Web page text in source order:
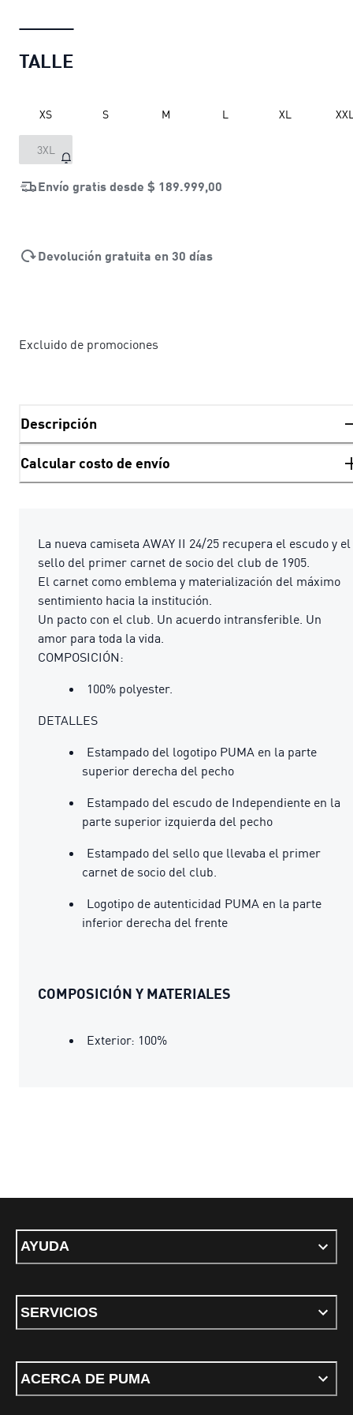
TALLE
XS S M L XL
3XL
Envío gratis desde $ 189.999,00
Devolución gratuita en 30 días
Excluido de promociones
Descripción
Calcular costo de envío
La nueva camiseta AWAY II 24/25 recupera el escudo y el
sello del primer carnet de socio del club de 1905.
El carnet como emblema y materialización del máximo
sentimiento hacia la institución.
Un pacto con el club. Un acuerdo intransferible. Un
amor para toda la vida.
COMPOSICIÓN:
100% polyester.
DETALLES
Estampado del logotipo PUMA en la parte
superior derecha del pecho
Estampado del escudo de Independiente en la
parte superior izquierda del pecho
Estampado del sello que llevaba el primer
carnet de socio del club.
Logotipo de autenticidad PUMA en la parte
inferior derecha del frente
COMPOSICIÓN Y MATERIALES
Exterior: 100%
AYUDA
SERVICIOS
ACERCA DE PUMA